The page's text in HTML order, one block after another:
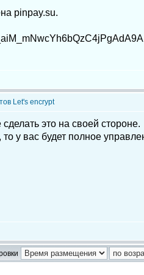
pinpay.su.
Let's encrypt
это на своей стороне.
у вас будет полное